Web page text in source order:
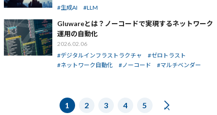
生成AI
LLM
Gluwareとは？ノーコードで実現するネットワーク
運用の自動化
2026.02.06
デジタルインフラストラクチャ
ゼロトラスト
ネットワーク自動化
ノーコード マルチベンダー
1 2 3 4 5
NEXT